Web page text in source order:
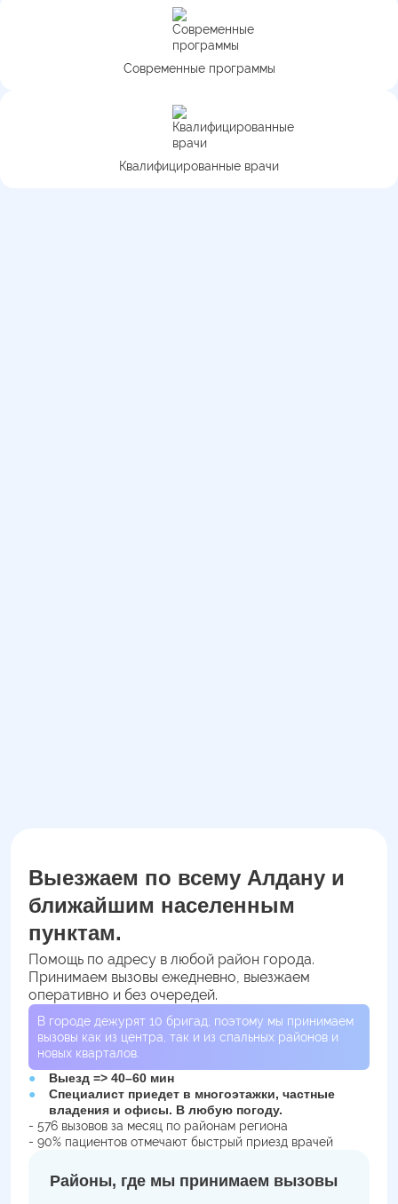
Современные программы
Квалифицированные врачи
Выезжаем по всему Алдану и
ближайшим населенным
пунктам.
Помощь по адресу в любой район города.
Принимаем вызовы ежедневно, выезжаем
оперативно и без очередей.
В городе дежурят 10 бригад, поэтому мы принимаем
вызовы как из центра, так и из спальных районов и
новых кварталов.
Выезд => 40–60 мин
Специалист приедет в многоэтажки, частные
владения и офисы. В любую погоду.
- 576 вызовов за месяц по районам региона
- 90% пациентов отмечают быстрый приезд врачей
Районы, где мы принимаем вызовы